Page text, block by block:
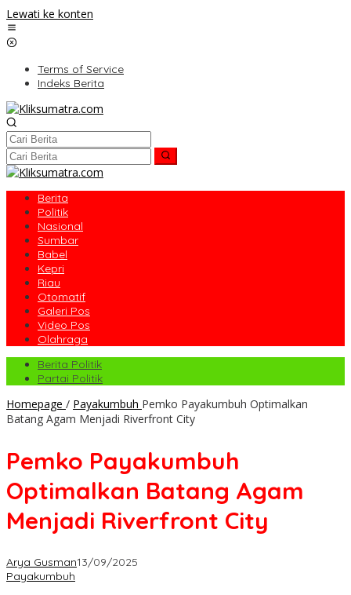
Lewati ke konten
Terms of Service
Indeks Berita
Berita
Politik
Nasional
Sumbar
Babel
Kepri
Riau
Otomatif
Galeri Pos
Video Pos
Olahraga
Berita Politik
Partai Politik
Homepage / Payakumbuh Pemko Payakumbuh Optimalkan
Batang Agam Menjadi Riverfront City
Pemko Payakumbuh
Optimalkan Batang Agam
Menjadi Riverfront City
Arya Gusman13/09/2025
Payakumbuh